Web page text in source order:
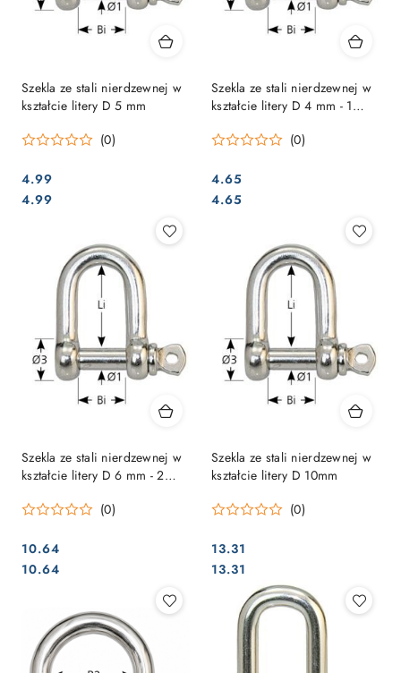
Szekla ze stali nierdzewnej w
kształcie litery D 5 mm
(0)
Cena:
4.99
Cena:
4.99
Szekla ze stali nierdzewnej w
kształcie litery D 4 mm - 1
(0)
Cena:
4.65
Cena:
4.65
Szekla ze stali nierdzewnej w
kształcie litery D 6 mm - 2
(0)
Cena:
10.64
Cena:
10.64
Szekla ze stali nierdzewnej w
kształcie litery D 10mm
(0)
Cena:
13.31
Cena:
13.31